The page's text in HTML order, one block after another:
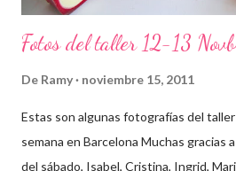
Fotos del taller 12-13
De Ramy noviembre 15, 2011
Estas son algunas fotografías del
semana en Barcelona Muchas gracias
del sábado, Isabel, Cristina, Ingrid,